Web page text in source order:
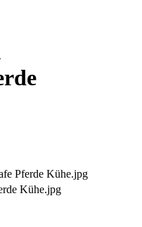
Pferde Kühe.jpg
Kühe.jpg